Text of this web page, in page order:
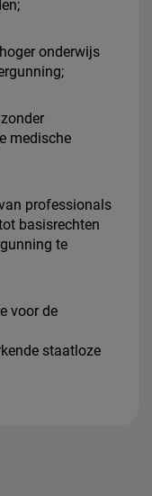
onderwijs
medische
professionals
basisrechten
te
voor de
staatloze